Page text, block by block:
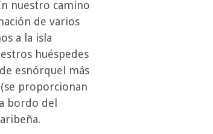
nuestro camino
de varios
a la isla
huéspedes
esnórquel más
proporcionan
bordo del